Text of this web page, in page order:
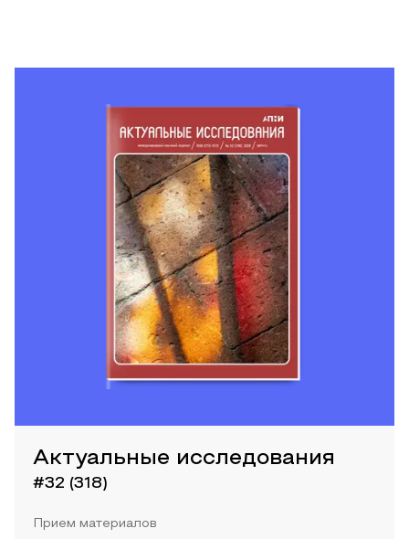
Актуальные исследования
#32 (318)
Прием материалов